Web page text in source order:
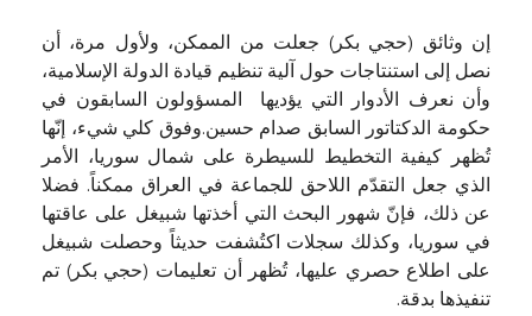
إن وثائق (حجي بكر) جعلت من الممكن، ولأول مرة، أن
نصل إلى استنتاجات حول آلية تنظيم قيادة الدولة الإسلامية،
وأن نعرف الأدوار التي يؤديها المسؤولون السابقون في
حكومة الدكتاتور السابق صدام حسين.وفوق كلي شيء، إنّها
تُظهر كيفية التخطيط للسيطرة على شمال سوريا، الأمر
الذي جعل التقدّم اللاحق للجماعة في العراق ممكناً. فضلا
عن ذلك، فإنّ شهور البحث التي أخذتها شبيغل على عاقتها
في سوريا، وكذلك سجلات اكتُشفت حديثاً وحصلت شبيغل
على اطلاع حصري عليها، تُظهر أن تعليمات (حجي بكر) تم
تنفيذها بدقة.